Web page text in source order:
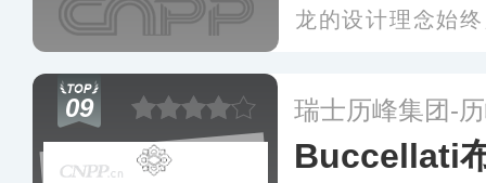
龙的设计理念始
了精品门店。更多
09 瑞士历峰集团-
Buccellati